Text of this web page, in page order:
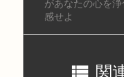
があなたの心を
感せよ
 関